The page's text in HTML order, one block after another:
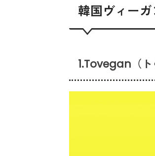
韓国ヴィー
1.Tovegan（ト